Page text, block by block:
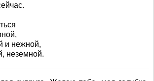
и нежной,
неземной.